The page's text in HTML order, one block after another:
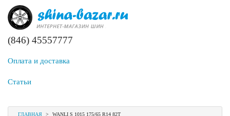
(846) 45557777
Оплата и доставка
Статьи
ГЛАВНАЯ > WANLI S 1015 175/65 R14 82T